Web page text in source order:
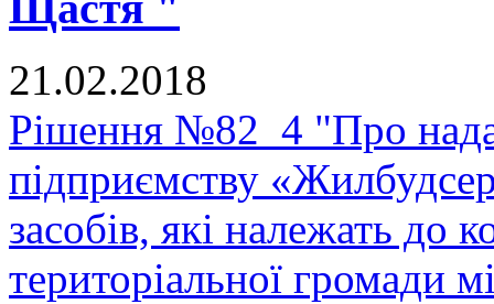
21.02.2018
Рішення №82_4 "Про
підприємству
засобів, які належать до
територіальної громади